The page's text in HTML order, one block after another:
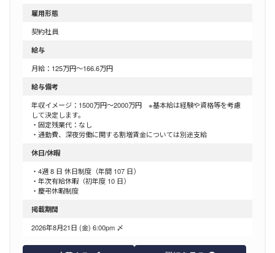
雇用形態
契約社員
給与
月給：125万円～166.6万円
給与備考
年収イメージ：1500万円～2000万円 ※基本給は経験や資格等を考慮
して決定します。
・固定残業代：なし
・通勤費、深夜労働に関する割増賃金については別途支給
休日/休暇
・4週 8 日 休日制度（年間 107 日）
・年次有給休暇（初年度 10 日）
・慶弔休暇制度
掲載期間
2026年8月21日 (金) 6:00pm 〆